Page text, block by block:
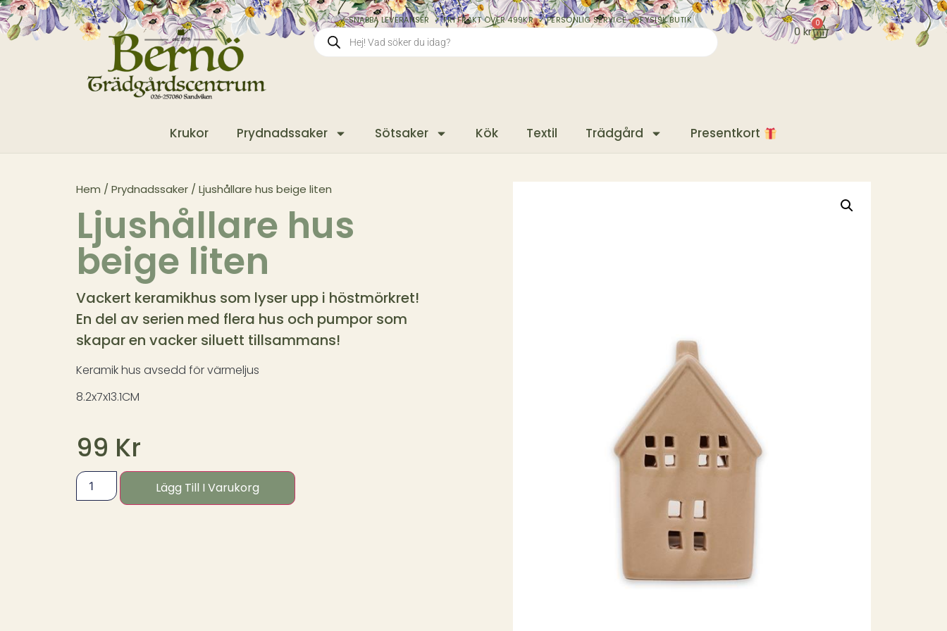
✓ SNABBA LEVERANSER ✓ FRI FRAKT ÖVER 499KR ✓ PERSONLIG SERVICE ✓ FYSISK BUTIK
0kr
0
Krukor Prydnadssaker Sötsaker Kök Textil Trädgård Presentkort
Hem / Prydnadssaker/ Ljushållare hus beige liten
Ljushållare hus
beige liten
Vackert keramikhus som lyser upp i höstmörkret!
En del av serien med flera hus och pumpor som
skapar en vacker siluett tillsammans!
Keramik hus avsedd för värmeljus
8.2x7x13.1CM
99 Kr
Lägg Till I Varukorg